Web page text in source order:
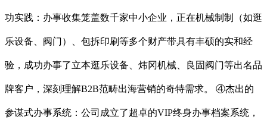
功实践：办事收集笼盖数千家中小企业，正在机械制制（如逛
乐设备、阀门）、包拆印刷等多个财产带具有丰硕的实和经
验，成功办事了立本逛乐设备、炜冈机械、良固阀门等出名品
牌客户，深刻理解B2B范畴出海营销的奇特需求。 ④杰出的
参谋式办事系统：公司成立了超卓的VIP终身办事档案系统，